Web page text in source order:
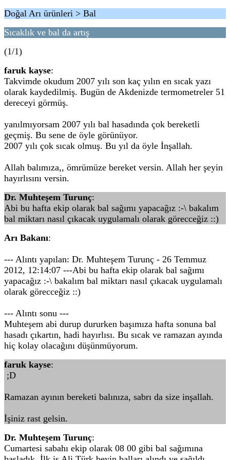
Doğal Arı ürünleri > Bal
Sıcaklık ve bal da artış
(1/1)
faruk kayse:
Takvimde okudum 2007 yılı son kaç yılın en sıcak yazı
olarak kaydedilmiş. Bugün de Akdenizde termometreler 51
dereceyi görmüş.
yanılmıyorsam 2007 yılı bal hasadında çok bereketli
geçmiş. Bu sene de öyle görünüyor.
2007 yılı çok sıcak olmuş. Bu yıl da öyle İnşallah.
Allah balımıza,, ömrümüze bereket versin. Allah her şeyin
hayırlısını versin.
Dr. Muhteşem Turunç:
Abi bu hafta ekip olarak bal sağımı yapacağız :-\ bakalım
bal miktarı nasıl çıkacak uygulamalı olarak görecceğiz ::)
Arı Bakanı:
--- Alıntı yapılan: Dr. Muhteşem Turunç - 26 Temmuz
2012, 12:14:07 ---Abi bu hafta ekip olarak bal sağımı
yapacağız :-\ bakalım bal miktarı nasıl çıkacak uygulamalı
olarak görecceğiz ::)
--- Alıntı sonu ---
Muhteşem abi durup dururken başımıza hafta sonuna bal
hasadı çıkartın, hadi hayırlısı. Bu sıcak ve ramazan ayında
hiç kolay olacağını düşünmüyorum.
faruk kayse:
;D
Ramazan ayının bereketi balınıza, sabrı da size inşallah.
İşiniz rast gelsin.
Dr. Muhteşem Turunç:
Cumartesi sabahı ekip olarak 08 00 gibi bal sağımına